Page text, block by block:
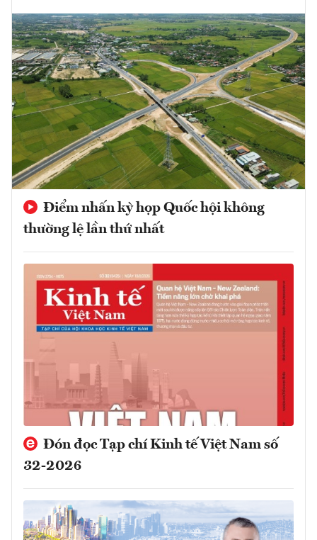
Điểm nhấn kỳ họp Quốc hội không
thường lệ lần thứ nhất
Đón đọc Tạp chí Kinh tế Việt Nam số
32-2026